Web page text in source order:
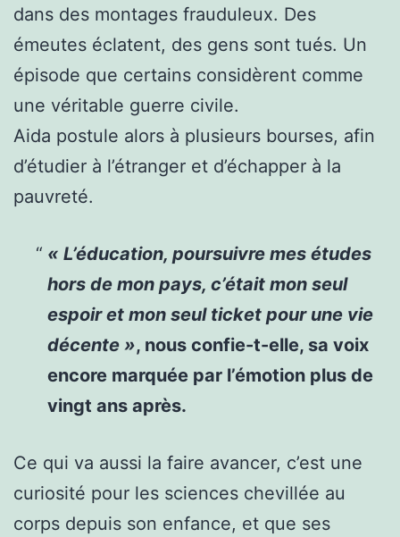
dans des montages frauduleux. Des
émeutes éclatent, des gens sont tués. Un
épisode que certains considèrent comme
une véritable guerre civile.
Aida postule alors à plusieurs bourses, afin
d’étudier à l’étranger et d’échapper à la
pauvreté.
« L’éducation, poursuivre mes études
hors de mon pays, c’était mon seul
espoir et mon seul ticket pour une vie
décente », nous confie-t-elle, sa voix
encore marquée par l’émotion plus de
vingt ans après.
Ce qui va aussi la faire avancer, c’est une
curiosité pour les sciences chevillée au
corps depuis son enfance, et que ses